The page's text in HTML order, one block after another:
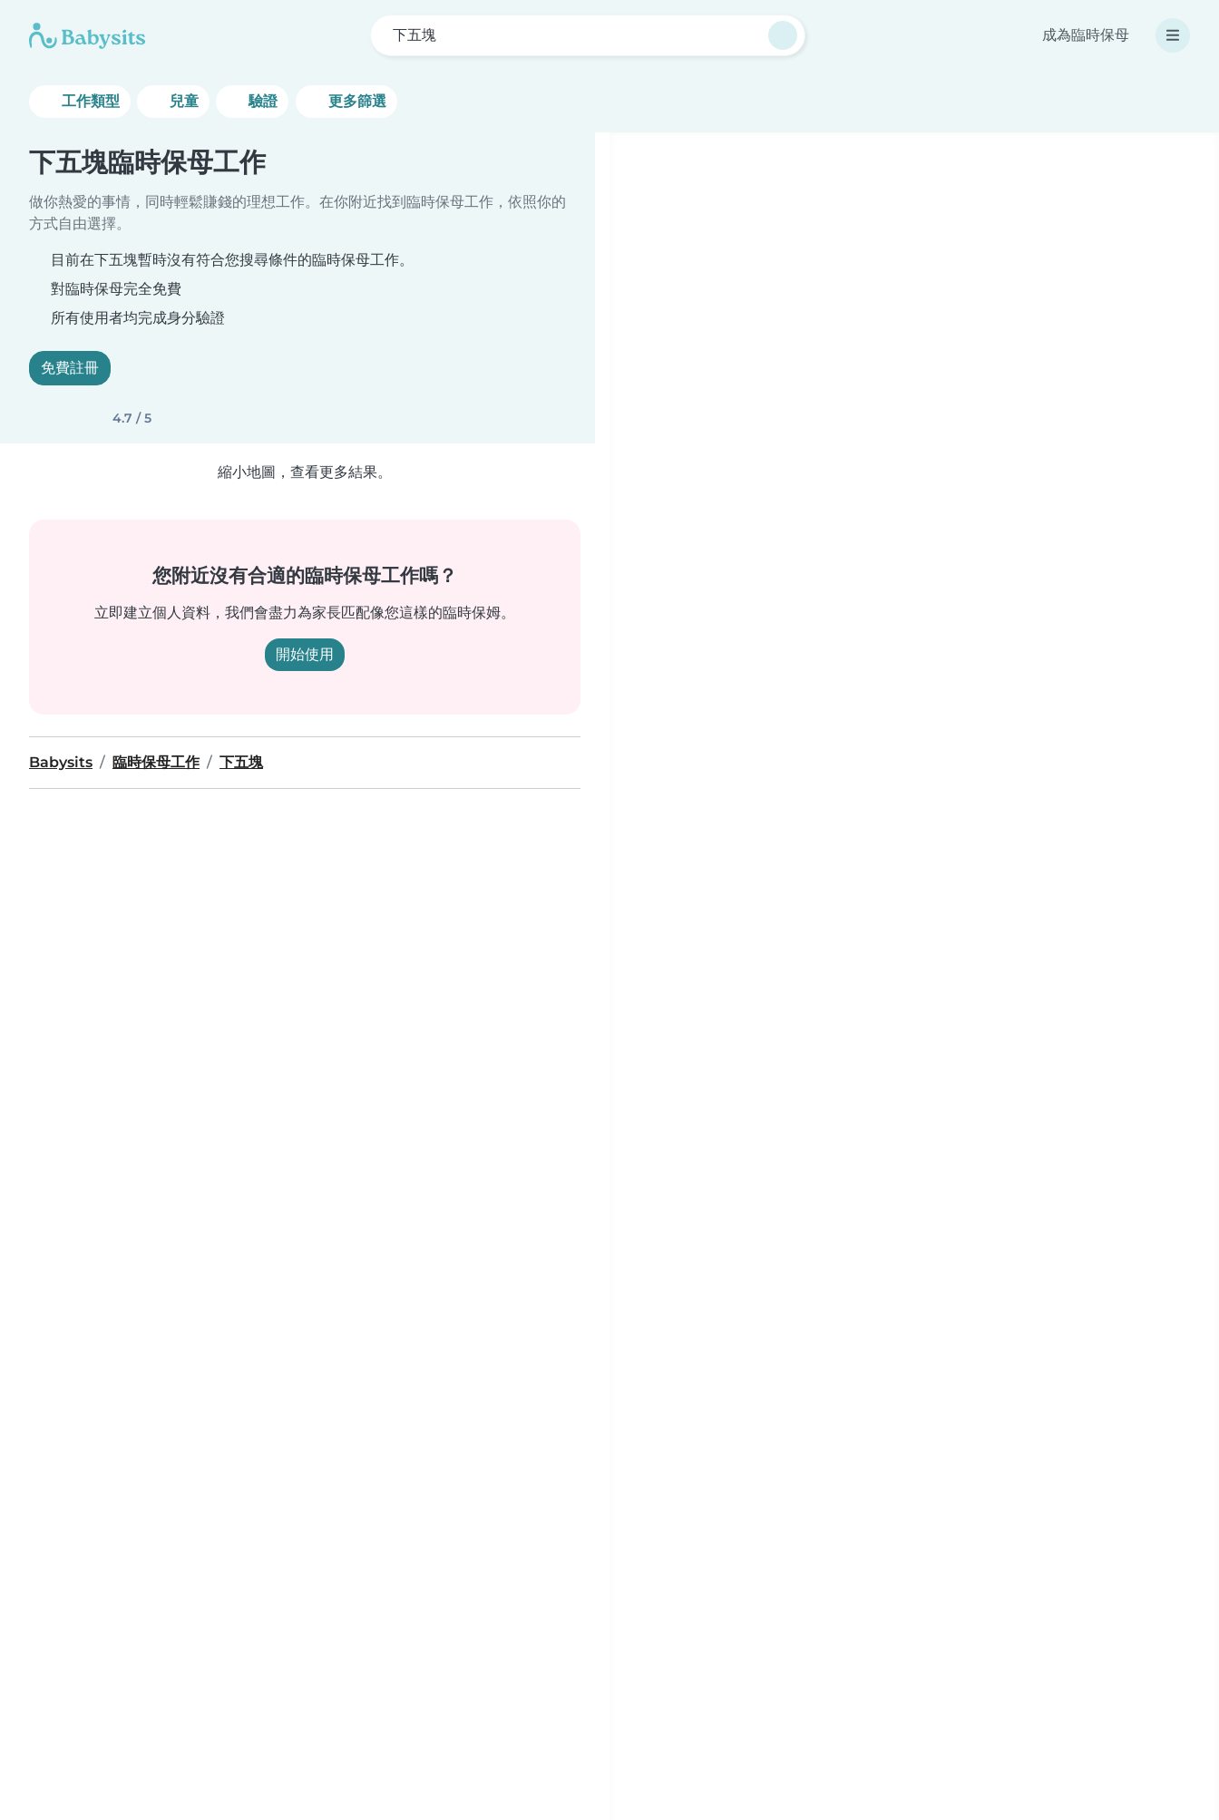
下五塊 成為臨時保母
工作類型 兒童 驗證 更多篩選
下五塊臨時保母工作
做你熱愛的事情，同時輕鬆賺錢的理想工作。在你附近找到臨時保母工作，依照你的
方式自由選擇。
目前在下五塊暫時沒有符合您搜尋條件的臨時保母工作。
對臨時保母完全免費
所有使用者均完成身分驗證
免費註冊
4.7 / 5
縮小地圖，查看更多結果。
您附近沒有合適的臨時保母工作嗎？
立即建立個人資料，我們會盡力為家長匹配像您這樣的臨時保姆。
開始使用
Babysits 臨時保母工作 下五塊